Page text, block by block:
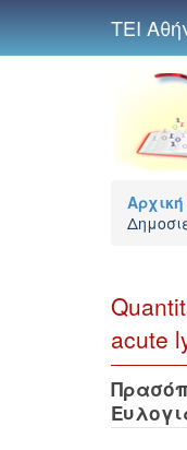
ΤΕΙ
acute